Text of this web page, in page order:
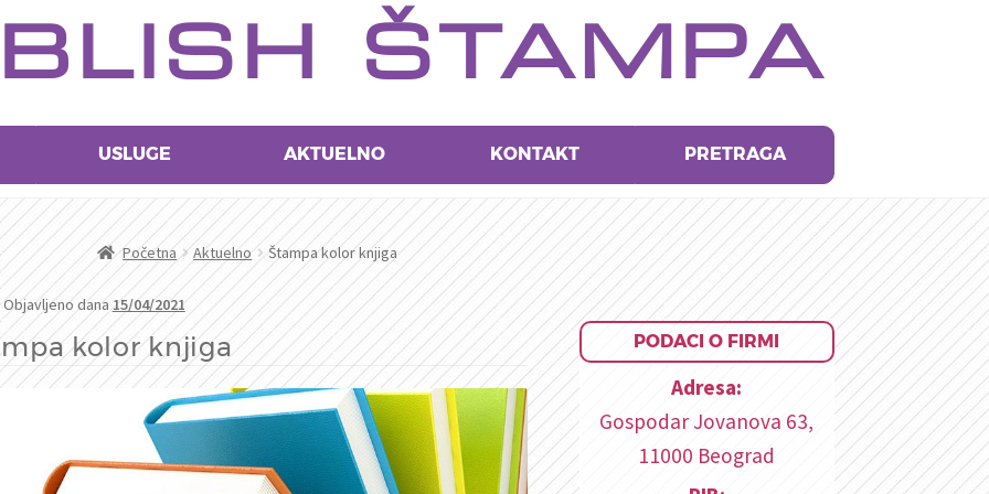
ŠTAMPA
USLUGE AKTUELNO KONTAKT PRETRAGA
Početna Aktuelno Štampa kolor knjiga
Objavljeno dana 15/04/2021
kolor knjiga PODACI O FIRMI
Adresa:
Gospodar Jovanova 63,
11000 Beograd